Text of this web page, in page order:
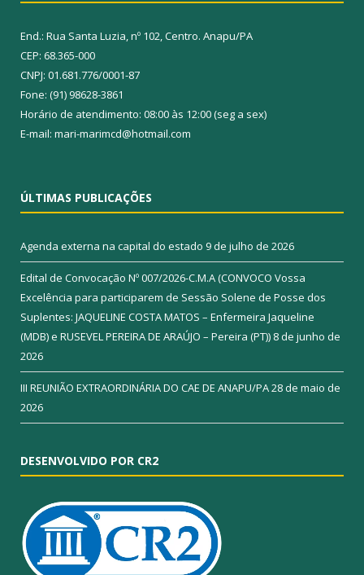
End.: Rua Santa Luzia, nº 102, Centro. Anapu/PA
CEP: 68.365-000
CNPJ: 01.681.776/0001-87
Fone: (91) 98628-3861
Horário de atendimento: 08:00 às 12:00 (seg a sex)
E-mail: mari-marimcd@hotmail.com
ÚLTIMAS PUBLICAÇÕES
Agenda externa na capital do estado 9 de julho de 2026
Edital de Convocação Nº 007/2026-C.M.A (CONVOCO Vossa
Excelência para participarem de Sessão Solene de Posse dos
Suplentes: JAQUELINE COSTA MATOS – Enfermeira Jaqueline
(MDB) e RUSEVEL PEREIRA DE ARAÚJO – Pereira (PT)) 8 de junho de
2026
III REUNIÃO EXTRAORDINÁRIA DO CAE DE ANAPU/PA28 de maio de
2026
DESENVOLVIDO POR CR2